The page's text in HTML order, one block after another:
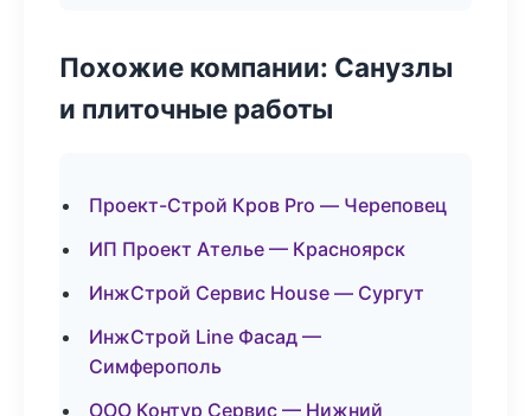
Похожие компании: Санузлы
и плиточные работы
Проект-Строй Кров Pro — Череповец
ИП Проект Ателье — Красноярск
ИнжСтрой Сервис House — Сургут
ИнжСтрой Line Фасад —
Симферополь
ООО Контур Сервис — Нижний